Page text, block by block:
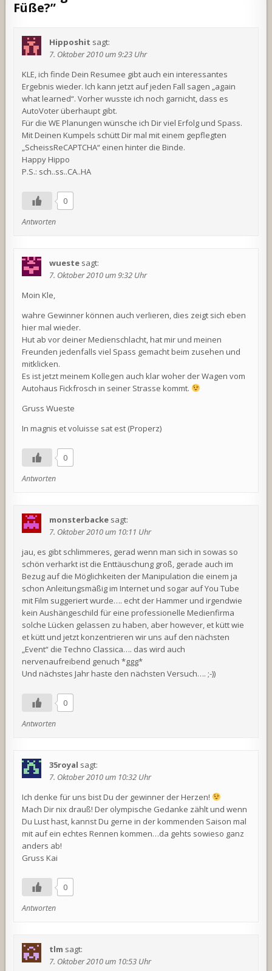
Füße?”
Hipposhit sagt:
7. Oktober 2010 um 9:23 Uhr
KLE, ich finde Dein Resumee gibt auch ein interessantes
Ergebnis wieder. Ich kann jetzt auf jeden Fall sagen „again
what learned“. Vorher wusste ich noch garnicht, dass es
AutoVoter überhaupt gibt.
Für die WE Planungen wünsche ich Dir viel Erfolg und Spass.
Mit Deinen Kumpels schütt Dir mal mit einem gepflegten
„ScheissReCAPTCHA“ einen hinter die Binde.
Happy Hippo
P.S.: sch..ss..CA..HA
0
Antworten
wueste sagt:
7. Oktober 2010 um 9:32 Uhr
Moin Kle,
wahre Gewinner können auch verlieren, dies zeigt sich eben
hier mal wieder.
Hut ab vor deiner Medienschlacht, hat mir und meinen
Freunden jedenfalls viel Spass gemacht beim zusehen und
mitklicken.
Es ist jetzt meinem Kollegen auch klar woher der Wagen vom
Autohaus Fickfrosch in seiner Strasse kommt.
Gruss Wueste
In magnis et voluisse sat est (Properz)
0
Antworten
monsterbacke sagt:
7. Oktober 2010 um 10:11 Uhr
jau, es gibt schlimmeres, gerad wenn man sich in sowas so
schön verharkt ist die Enttäuschung groß, gerade auch im
Bezug auf die Möglichkeiten der Manipulation die einem ja
schon Anleitungsmäßig im Internet und sogar auf You Tube
mit Film suggeriert wurde…. echt der Hammer und irgendwie
kein Aushängeschild für eine professionelle Medienfirma
solche Lücken gelassen zu haben, aber however, et kütt wie
et kütt und jetzt konzentrieren wir uns auf den nächsten
„Event“ die Techno Classica…. das wird auch
nervenaufreibend genuch *ggg*
Und nächstes Jahr haste den nächsten Versuch…. ;-))
0
Antworten
35royal sagt:
7. Oktober 2010 um 10:32 Uhr
Ich denke für uns bist Du der gewinner der Herzen!
Mach Dir nix drauß! Der olympische Gedanke zählt und wenn
Du Lust hast, kannst Du gerne in der kommenden Saison mal
mit auf ein echtes Rennen kommen…da gehts sowieso ganz
anders ab!
Gruss Kai
0
Antworten
tlm sagt:
7. Oktober 2010 um 10:53 Uhr